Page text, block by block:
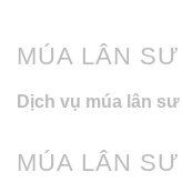
MÚA LÂN
Dịch vụ múa lân
MÚA LÂN